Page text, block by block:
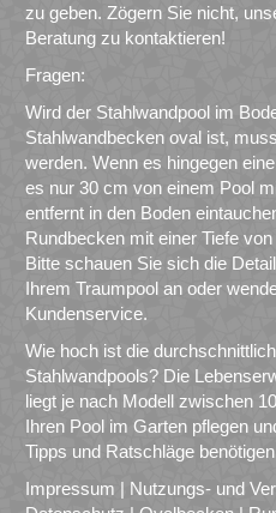
zu geben. Zögern Sie nicht,
Beratung zu kontaktieren!
Fragen:
Wird der Stahlwandpool im
Stahlwandbecken oval ist,
werden. Wenn es hingegen
es nur 30 cm von einem Pool
entfernt in den Boden
Rundbecken mit einer Tiefe
Bitte schauen Sie sich die
Ihrem Traumpool an oder
Kundenservice.
Wie hoch ist die
Stahlwandpools? Die
liegt je nach Modell zwischen
Ihren Pool im Garten pflegen
Tipps und Ratschläge
Impressum | Nutzungs- und